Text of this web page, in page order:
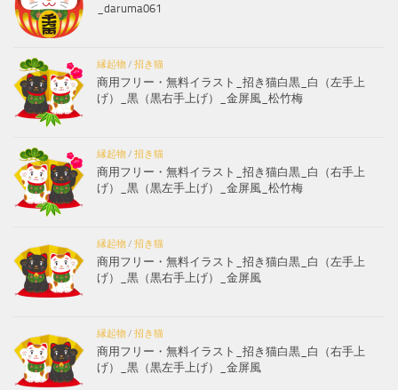
_daruma061
縁起物/ 招き猫
商用フリー・無料イラスト_招き猫白黒_白（左手上
げ）_黒（黒右手上げ）_金屏風_松竹梅
縁起物/ 招き猫
商用フリー・無料イラスト_招き猫白黒_白（右手上
げ）_黒（黒左手上げ）_金屏風_松竹梅
縁起物/ 招き猫
商用フリー・無料イラスト_招き猫白黒_白（左手上
げ）_黒（黒右手上げ）_金屏風
縁起物/ 招き猫
商用フリー・無料イラスト_招き猫白黒_白（右手上
げ）_黒（黒左手上げ）_金屏風